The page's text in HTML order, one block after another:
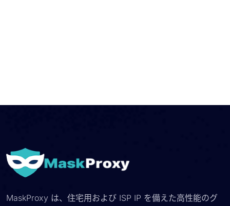
MaskProxy は、住宅用および ISP IP を備えた高性能のグ